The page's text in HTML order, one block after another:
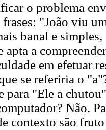
o problema
frases: "João viu
banal e
apta a
em efetuar
se referiria o
para "Ele a
Não.
contexto são